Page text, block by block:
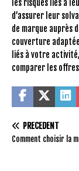
les risques liés à
d’assurer leur
de marque auprès
couverture
liés à votre
comparer les
PRÉCÉDENT
Comment choisir la